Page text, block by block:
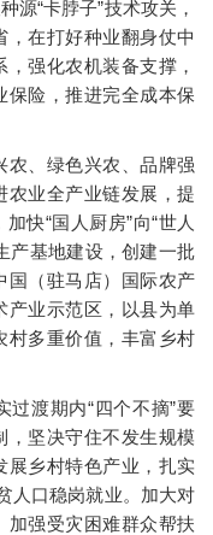
源“卡脖子”技术攻关，
在打好种业翻身仗中
强化农机装备支撑，
保险，推进完全成本保
、绿色兴农、品牌强
农业全产业链发展，提
快“国人厨房”向“世人
产基地建设，创建一批
国（驻马店）国际农产
产业示范区，以县为单
村多重价值，丰富乡村
渡期内“四个不摘”要
，坚决守住不发生规模
展乡村特色产业，扎实
人口稳岗就业。加大对
加强受灾困难群众帮扶